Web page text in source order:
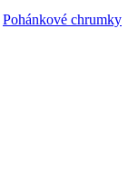
Pohánkové chrumky